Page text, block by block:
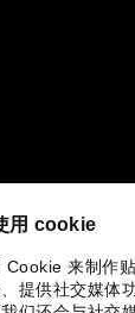
用 cookie
Cookie 来制作
提供社交媒体